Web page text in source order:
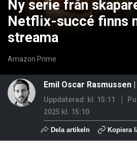
Ny serie från
Netflix-succé finns
streama
Amazon Prime
Emil Oscar Rasmussen |
Uppdaterad: kl. 15:11
2025 kl. 15:10
Dela artikeln Kopiera